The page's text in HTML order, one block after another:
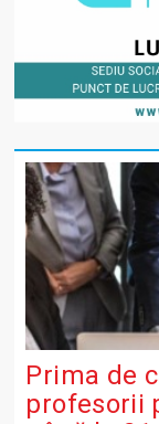
Prima de
profesorii